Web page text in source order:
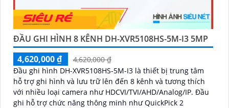
ĐẦU GHI HÌNH 8 KÊNH DH-XVR5108HS-5M-I3 5MP
4,620,000 ₫
4,620,000 ₫
Đầu ghi hình DH-XVR5108HS-5M-I3 là thiết bị trung tâm
hỗ trợ ghi hình và lưu trữ lên đến 8 kênh và tương thích
với nhiều loại camera như HDCVI/TVI/AHD/Analog/IP. Đầu
ghi hỗ trợ chức năng thông minh như QuickPick 2